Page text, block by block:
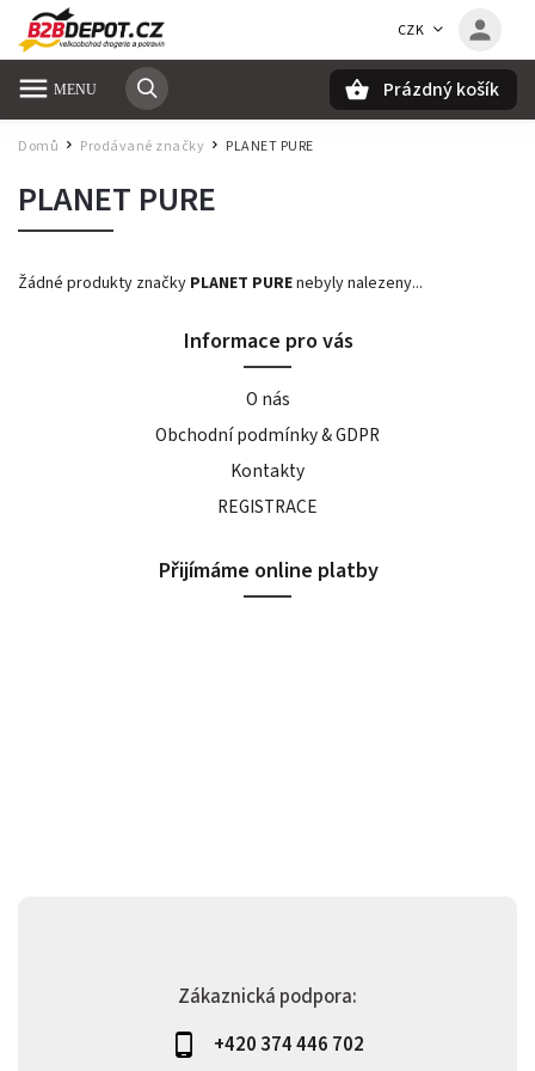
CZK
Prázdný košík
Domů / Prodávané značky / PLANET PURE
PLANET PURE
Žádné produkty značky PLANET PUREnebyly nalezeny...
Zákaznická podpora:
+420 374 446 702
Informace pro vás
O nás
Obchodní podmínky & GDPR
Kontakty
REGISTRACE
Přijímáme online platby